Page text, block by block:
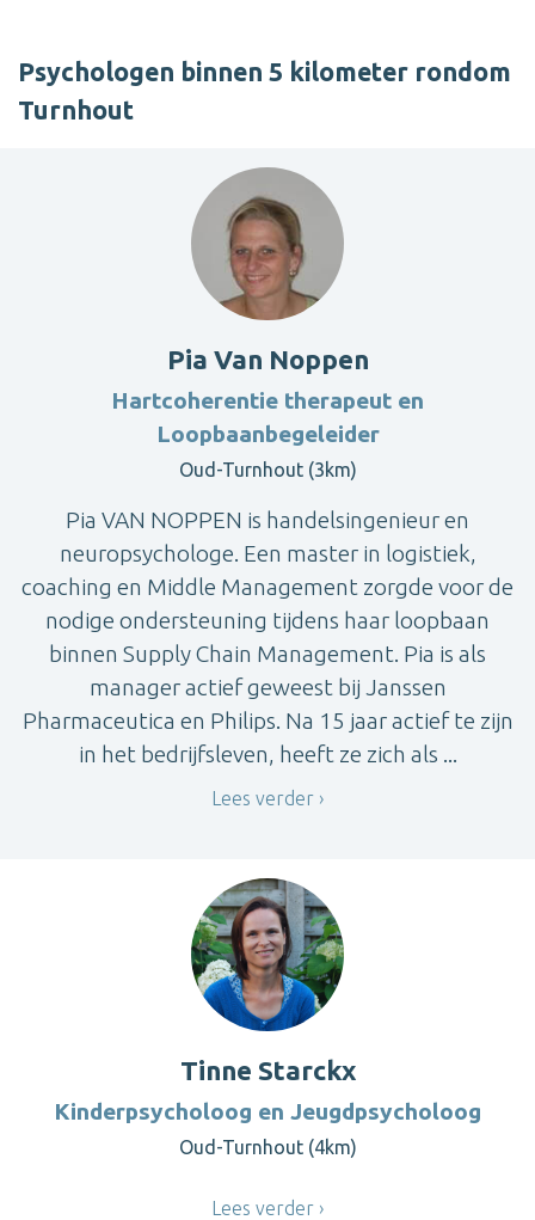
Psychologen binnen 5 kilometer rondom
Turnhout
Pia Van Noppen
Hartcoherentie therapeut en
Loopbaanbegeleider
Oud-Turnhout (3km)
Pia VAN NOPPEN is handelsingenieur en
neuropsychologe. Een master in logistiek,
coaching en Middle Management zorgde voor de
nodige ondersteuning tijdens haar loopbaan
binnen Supply Chain Management. Pia is als
manager actief geweest bij Janssen
Pharmaceutica en Philips. Na 15 jaar actief te zijn
in het bedrijfsleven, heeft ze zich als ...
Lees verder
Tinne Starckx
Kinderpsycholoog en Jeugdpsycholoog
Oud-Turnhout (4km)
Lees verder